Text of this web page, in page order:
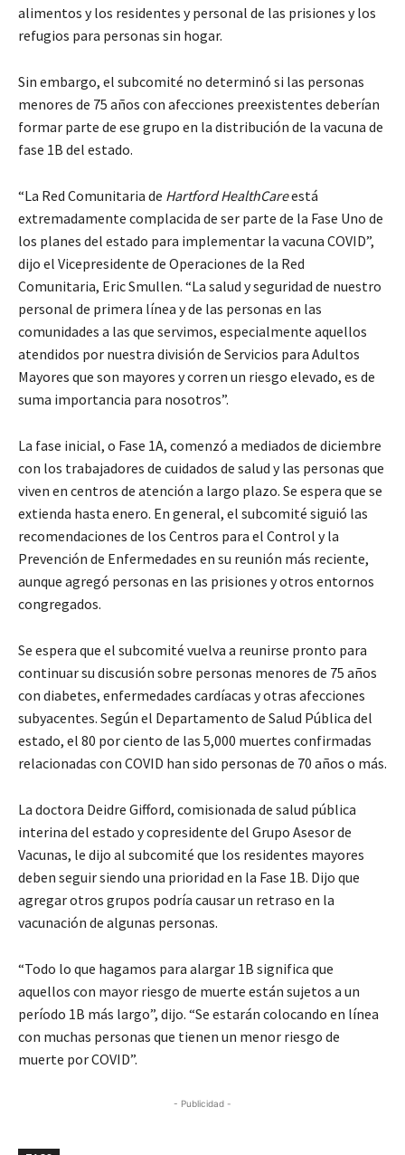
alimentos y los residentes y personal de las prisiones y los
refugios para personas sin hogar.
Sin embargo, el subcomité no determinó si las personas
menores de 75 años con afecciones preexistentes deberían
formar parte de ese grupo en la distribución de la vacuna de
fase 1B del estado.
“La Red Comunitaria de Hartford HealthCareestá
extremadamente complacida de ser parte de la Fase Uno de
los planes del estado para implementar la vacuna COVID”,
dijo el Vicepresidente de Operaciones de la Red
Comunitaria, Eric Smullen. “La salud y seguridad de nuestro
personal de primera línea y de las personas en las
comunidades a las que servimos, especialmente aquellos
atendidos por nuestra división de Servicios para Adultos
Mayores que son mayores y corren un riesgo elevado, es de
suma importancia para nosotros”.
La fase inicial, o Fase 1A, comenzó a mediados de diciembre
con los trabajadores de cuidados de salud y las personas que
viven en centros de atención a largo plazo. Se espera que se
extienda hasta enero. En general, el subcomité siguió las
recomendaciones de los Centros para el Control y la
Prevención de Enfermedades en su reunión más reciente,
aunque agregó personas en las prisiones y otros entornos
congregados.
Se espera que el subcomité vuelva a reunirse pronto para
continuar su discusión sobre personas menores de 75 años
con diabetes, enfermedades cardíacas y otras afecciones
subyacentes. Según el Departamento de Salud Pública del
estado, el 80 por ciento de las 5,000 muertes confirmadas
relacionadas con COVID han sido personas de 70 años o más.
La doctora Deidre Gifford, comisionada de salud pública
interina del estado y copresidente del Grupo Asesor de
Vacunas, le dijo al subcomité que los residentes mayores
deben seguir siendo una prioridad en la Fase 1B. Dijo que
agregar otros grupos podría causar un retraso en la
vacunación de algunas personas.
“Todo lo que hagamos para alargar 1B significa que
aquellos con mayor riesgo de muerte están sujetos a un
período 1B más largo”, dijo. “Se estarán colocando en línea
con muchas personas que tienen un menor riesgo de
muerte por COVID”.
- Publicidad -